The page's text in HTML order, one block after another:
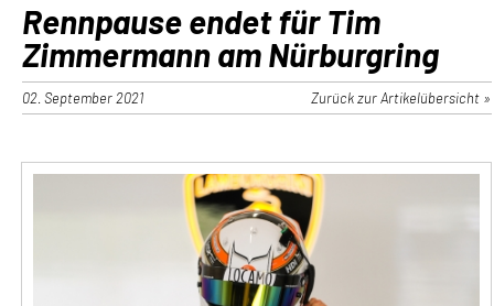
Rennpause endet für Tim
Zimmermann am Nürburgring
02. September 2021 Zurück zur Artikelübersicht »